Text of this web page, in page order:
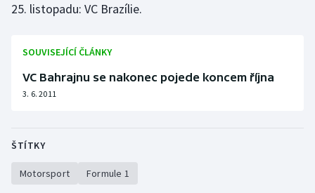
Veslování
Vodní slalom
Volejbal
25. listopadu: VC Brazílie.
SOUVISEJÍCÍ ČLÁNKY
VC Bahrajnu se nakonec pojede koncem října
3. 6. 2011
ŠTÍTKY
Motorsport Formule 1